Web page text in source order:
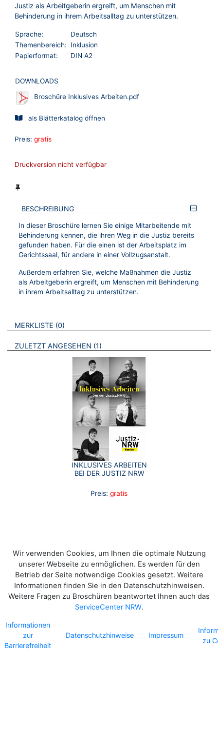
Justiz als Arbeitgeberin ergreift, um Menschen mit
Behinderung in ihrem Arbeitsalltag zu unterstützen.
Sprache:
Deutsch
Themenbereich:
Inklusion
Papierformat:
DIN A2
DOWNLOADS
Broschüre Inklusives Arbeiten.pdf
als Blätterkatalog öffnen
Preis: gratis
Druckversion nicht verfügbar
BESCHREIBUNG
In dieser Broschüre lernen Sie einige Mitarbeitende mit
Behinderung kennen, die ihren Weg in die Justiz bereits
gefunden haben. Für die einen ist der Arbeitsplatz im
Gerichtssaal, für andere in einer Vollzugsanstalt.
Außerdem erfahren Sie, welche Maßnahmen die Justiz
als Arbeitgeberin ergreift, um Menschen mit Behinderung
in ihrem Arbeitsalltag zu unterstützen.
VERWEISE AUF VERMERKTE- ODER ZULETZT ANGESEHENE
MERKLISTE 0 BROSCHÜREN
ZULETZT ANGESEHEN 1 BROSCHÜREN
INKLUSIVES ARBEITEN
BEI DER JUSTIZ NRW
Preis: gratis
Wir verwenden Cookies, um Ihnen die optimale Nutzung
unserer Webseite zu ermöglichen. Es werden für den
Betrieb der Seite notwendige Cookies gesetzt. Weitere
Informationen finden Sie in den Datenschutzhinweisen.
Weitere Fragen zu Broschüren beantwortet Ihnen auch das
ServiceCenter NRW.
Informationen
zur
Barrierefreiheit
Datenschutzhinweise Impressum
zu